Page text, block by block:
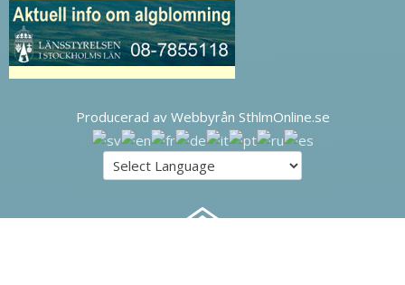
Producerad av Webbyrån SthlmOnline.se